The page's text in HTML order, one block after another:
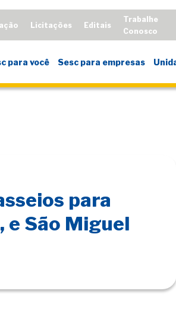
Licitações Editais
Trabalhe
Conosco
para você Sesc para empresas
para
e São Miguel